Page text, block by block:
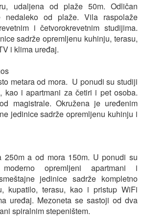
udaljena od plaže 50m. Odličan
nedaleko od plaže. Vila raspolaže
i četvorokrevetnim studijima.
sadrže opremljenu kuhinju, terasu,
i klima uređaj.
metara od mora. U ponudi su studiji
kao i apartmani za četiri i pet osoba.
magistrale. Okružena je uređenim
jedinice sadrže opremljenu kuhinju i
250m a od mora 150m. U ponudi su
opremljeni apartmani i
jedinice sadrže kompletno
kupatilo, terasu, kao i pristup WiFi
uređaj. Mezoneta se sastoji od dva
spiralnim stepeništem.